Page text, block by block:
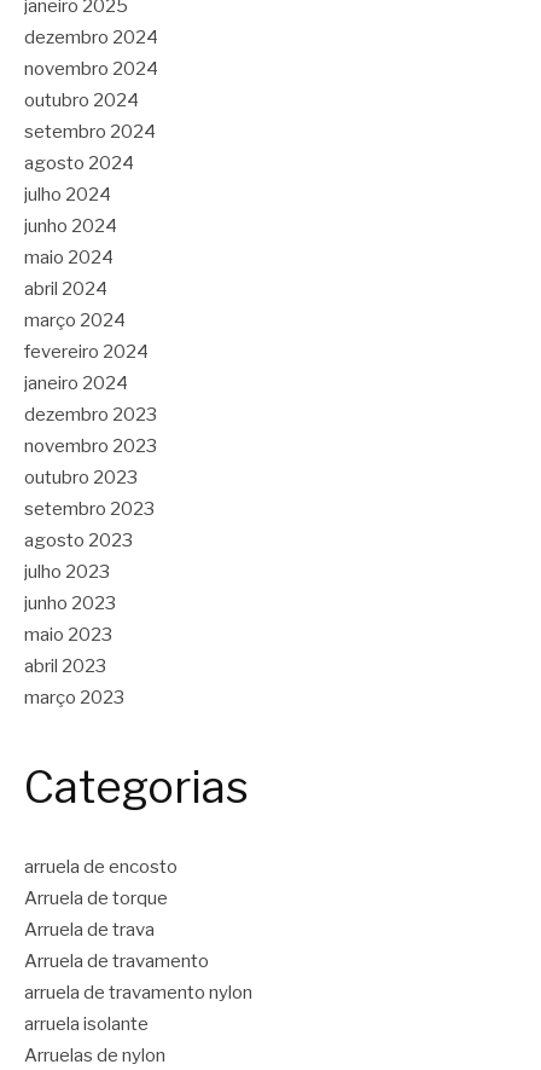
janeiro 2025
dezembro 2024
novembro 2024
outubro 2024
setembro 2024
agosto 2024
julho 2024
junho 2024
maio 2024
abril 2024
março 2024
fevereiro 2024
janeiro 2024
dezembro 2023
novembro 2023
outubro 2023
setembro 2023
agosto 2023
julho 2023
junho 2023
maio 2023
abril 2023
março 2023
Categorias
arruela de encosto
Arruela de torque
Arruela de trava
Arruela de travamento
arruela de travamento nylon
arruela isolante
Arruelas de nylon